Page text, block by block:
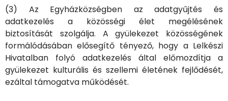
(3) Az Egyházközségben az adatgyűjtés és
adatkezelés a közösségi élet megélésének
biztosítását szolgálja. A gyülekezet közösségének
formálódásában elősegítő tényező, hogy a Lelkészi
Hivatalban folyó adatkezelés által előmozdítja a
gyülekezet kulturális és szellemi életének fejlődését,
ezáltal támogatva működését.